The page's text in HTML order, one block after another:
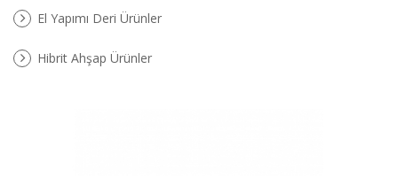
El Yapımı Deri Ürünler
Hibrit Ahşap Ürünler